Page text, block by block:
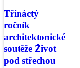
Třináctý
ročník
architektonické
soutěže Život
pod střechou